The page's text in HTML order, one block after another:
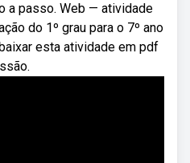
a passo. Web — atividade
do 1º grau para o 7º ano
esta atividade em pdf